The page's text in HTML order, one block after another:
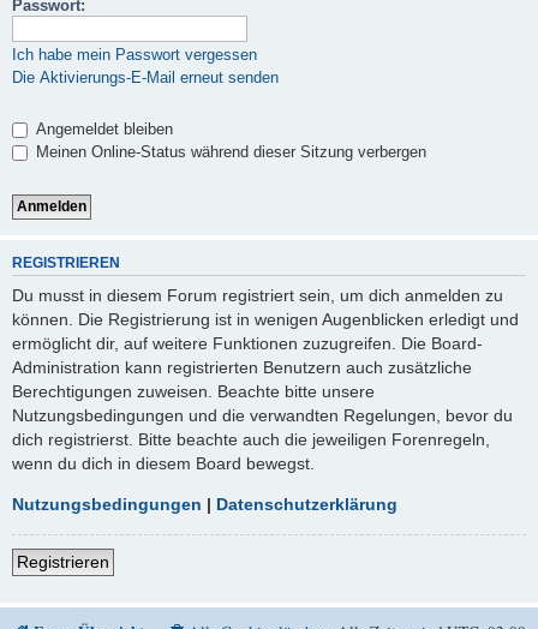
Passwort:
Ich habe mein Passwort vergessen
Die Aktivierungs-E-Mail erneut senden
Angemeldet bleiben
Meinen Online-Status während dieser Sitzung verbergen
REGISTRIEREN
Du musst in diesem Forum registriert sein, um dich anmelden zu
können. Die Registrierung ist in wenigen Augenblicken erledigt und
ermöglicht dir, auf weitere Funktionen zuzugreifen. Die Board-
Administration kann registrierten Benutzern auch zusätzliche
Berechtigungen zuweisen. Beachte bitte unsere
Nutzungsbedingungen und die verwandten Regelungen, bevor du
dich registrierst. Bitte beachte auch die jeweiligen Forenregeln,
wenn du dich in diesem Board bewegst.
Nutzungsbedingungen | Datenschutzerklärung
Registrieren